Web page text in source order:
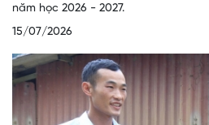
năm học 2026 - 2027.
15/07/2026